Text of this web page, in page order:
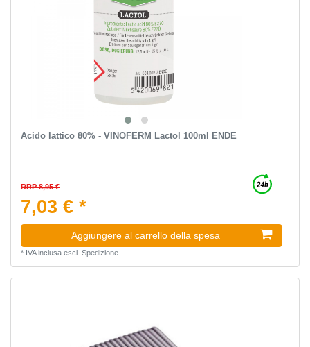
Acido lattico 80% - VINOFERM Lactol 100ml ENDE
RRP 8,95 €
7,03 € *
Aggiungere al carrello della spesa
* IVA inclusaescl. Spedizione